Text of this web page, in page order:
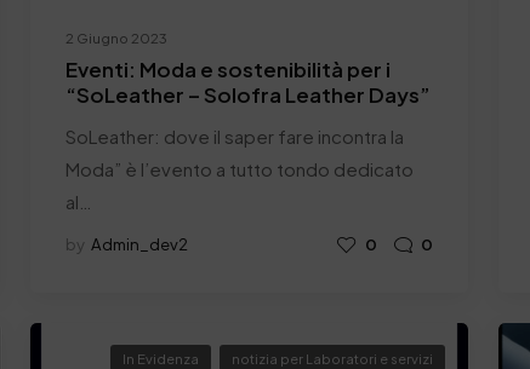
2 Giugno 2023
Eventi: Moda e sostenibilità per i
“SoLeather – Solofra Leather Days”
SoLeather: dove il saper fare incontra la
Moda” è l’evento a tutto tondo dedicato
al…
by Admin_dev2 0 0
In Evidenza notizia per Laboratori e servizi